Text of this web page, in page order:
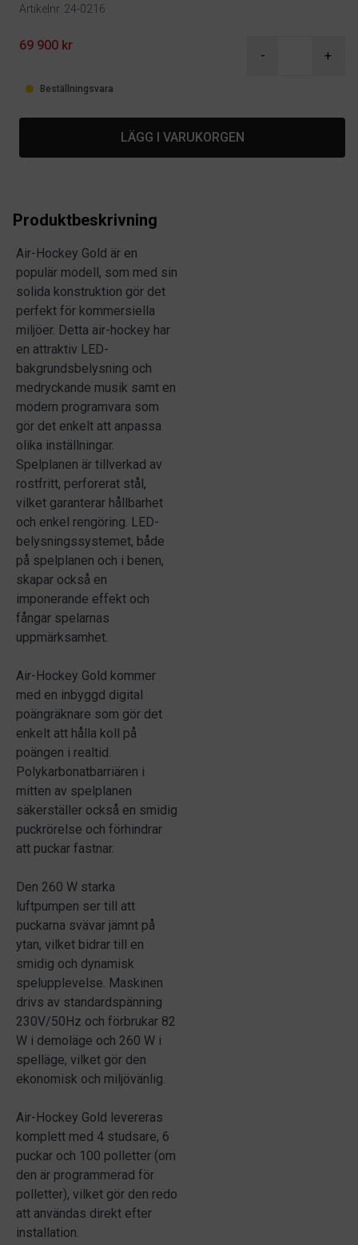
Artikelnr. 24-0216
Product information
69 900 kr
- +
Beställningsvara
LÄGG I VARUKORGEN
Produktbeskrivning
Air-Hockey Gold är en
populär modell, som med sin
solida konstruktion gör det
perfekt för kommersiella
miljöer. Detta air-hockey har
en attraktiv LED-
bakgrundsbelysning och
medryckande musik samt en
modern programvara som
gör det enkelt att anpassa
olika inställningar.
Spelplanen är tillverkad av
rostfritt, perforerat stål,
vilket garanterar hållbarhet
och enkel rengöring. LED-
belysningssystemet, både
på spelplanen och i benen,
skapar också en
imponerande effekt och
fångar spelarnas
uppmärksamhet.
Air-Hockey Gold kommer
med en inbyggd digital
poängräknare som gör det
enkelt att hålla koll på
poängen i realtid.
Polykarbonatbarriären i
mitten av spelplanen
säkerställer också en smidig
puckrörelse och förhindrar
att puckar fastnar.
Den 260 W starka
luftpumpen ser till att
puckarna svävar jämnt på
ytan, vilket bidrar till en
smidig och dynamisk
spelupplevelse. Maskinen
drivs av standardspänning
230V/50Hz och förbrukar 82
W i demoläge och 260 W i
spelläge, vilket gör den
ekonomisk och miljövänlig.
Air-Hockey Gold levereras
komplett med 4 studsare, 6
puckar och 100 polletter (om
den är programmerad för
polletter), vilket gör den redo
att användas direkt efter
installation.